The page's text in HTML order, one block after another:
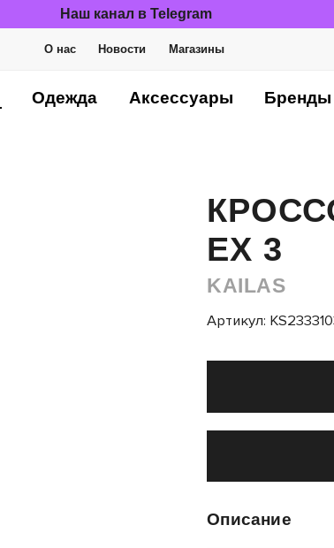
Наш канал в Telegram
О нас Новости Магазины
Одежда Аксессуары Бренды
EX 3
KAILAS
Артикул:
Описание